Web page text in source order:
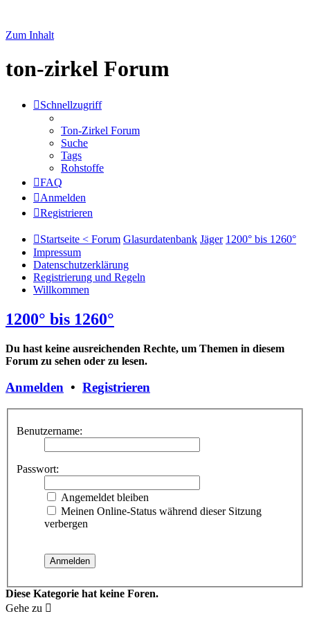
Zum Inhalt
ton-zirkel Forum
Schnellzugriff
Ton-Zirkel Forum
Suche
Tags
Rohstoffe
FAQ
Anmelden
Registrieren
Startseite < Forum Glasurdatenbank Jäger 1200° bis 1260°
Impressum
Datenschutzerklärung
Registrierung und Regeln
Willkommen
1200° bis 1260°
Du hast keine ausreichenden Rechte, um Themen in diesem
Forum zu sehen oder zu lesen.
Anmelden • Registrieren
Benutzername:
Passwort:
Angemeldet bleiben
Meinen Online-Status während dieser Sitzung
verbergen
Diese Kategorie hat keine Foren.
Gehe zu